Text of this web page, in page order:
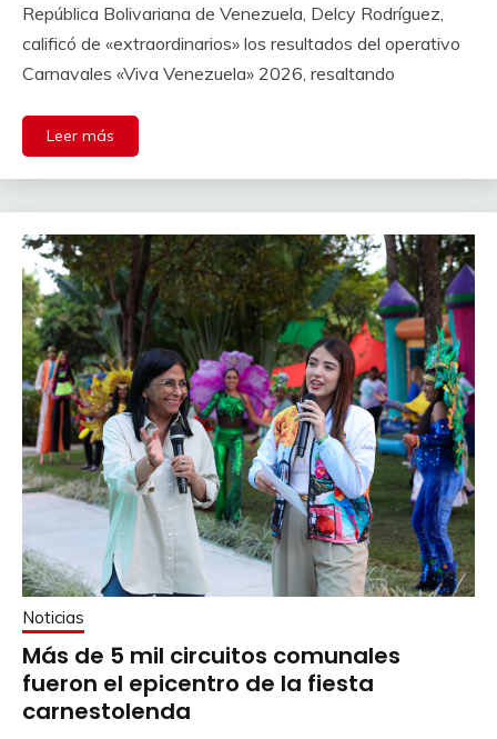
República Bolivariana de Venezuela, Delcy Rodríguez,
calificó de «extraordinarios» los resultados del operativo
Carnavales «Viva Venezuela» 2026, resaltando
Leer más
Noticias
Más de 5 mil circuitos comunales
fueron el epicentro de la fiesta
carnestolenda